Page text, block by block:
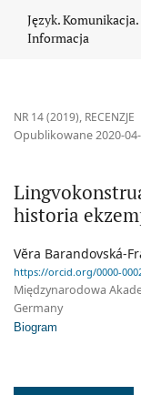
Język. Komunikacja.
Informacja
NR 14 (2019), RECENZJE
historia
Opublikowane 2020-
Vĕra Barandovská-
https://orcid.org/0000-
Międzynarodowa
Germany
Biogram